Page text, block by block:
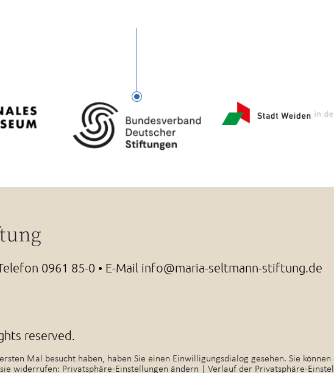
0961 85-0 • E-Mail info@maria-seltmann-stiftung.de
reserved.
Mal besucht haben, haben Sie einen Einwilligungsdialog gesehen. Sie
widerrufen: Privatsphäre-Einstellungen ändern Verlauf der Privatsphäre-